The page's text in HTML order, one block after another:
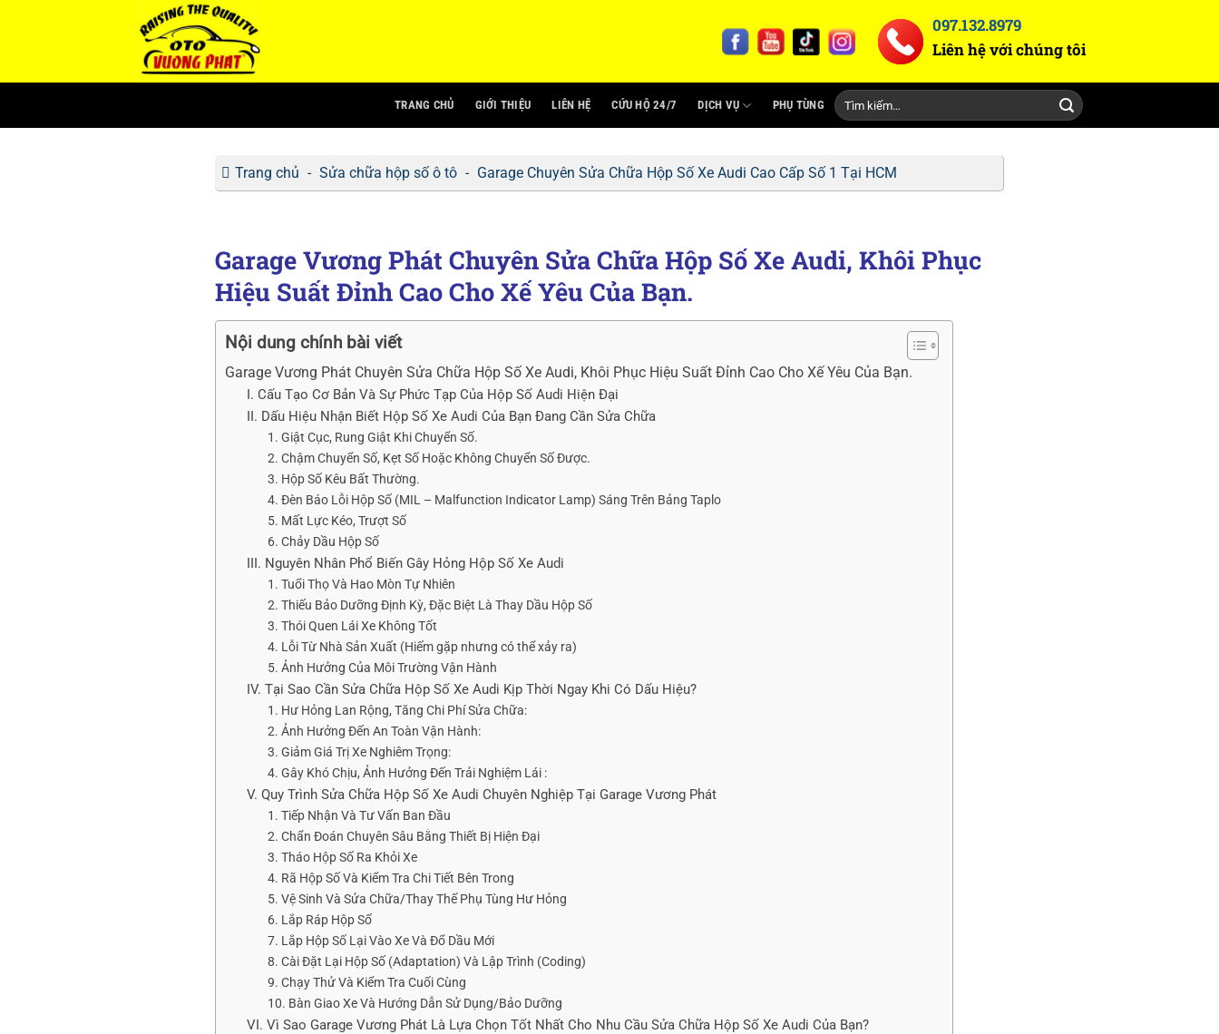
dung
097.132.8979
Liên hệ với chúng tôi
TRANG CHỦ GIỚI THIỆU LIÊN HỆ CỨU HỘ 24/7 DỊCH VỤ PHỤ TÙNG
Tìm
kiếm:
Trang chủ - Sửa chữa hộp số ô tô - Garage Chuyên Sửa Chữa Hộp Số Xe Audi Cao Cấp Số 1 Tại HCM
Garage Vương Phát Chuyên Sửa Chữa Hộp Số Xe Audi, Khôi Phục
Hiệu Suất Đỉnh Cao Cho Xế Yêu Của Bạn.
Nội dung chính bài viết
Garage Vương Phát Chuyên Sửa Chữa Hộp Số Xe Audi, Khôi Phục Hiệu Suất Đỉnh Cao Cho Xế Yêu Của Bạn.
I. Cấu Tạo Cơ Bản Và Sự Phức Tạp Của Hộp Số Audi Hiện Đại
II. Dấu Hiệu Nhận Biết Hộp Số Xe Audi Của Bạn Đang Cần Sửa Chữa
1. Giật Cục, Rung Giật Khi Chuyển Số.
2. Chậm Chuyển Số, Kẹt Số Hoặc Không Chuyển Số Được.
3. Hộp Số Kêu Bất Thường.
4. Đèn Báo Lỗi Hộp Số (MIL – Malfunction Indicator Lamp) Sáng Trên Bảng Taplo
5. Mất Lực Kéo, Trượt Số
6. Chảy Dầu Hộp Số
III. Nguyên Nhân Phổ Biến Gây Hỏng Hộp Số Xe Audi
1. Tuổi Thọ Và Hao Mòn Tự Nhiên
2. Thiếu Bảo Dưỡng Định Kỳ, Đặc Biệt Là Thay Dầu Hộp Số
3. Thói Quen Lái Xe Không Tốt
4. Lỗi Từ Nhà Sản Xuất (Hiếm gặp nhưng có thể xảy ra)
5. Ảnh Hưởng Của Môi Trường Vận Hành
IV. Tại Sao Cần Sửa Chữa Hộp Số Xe Audi Kịp Thời Ngay Khi Có Dấu Hiệu?
1. Hư Hỏng Lan Rộng, Tăng Chi Phí Sửa Chữa:
2. Ảnh Hưởng Đến An Toàn Vận Hành:
3. Giảm Giá Trị Xe Nghiêm Trọng:
4. Gây Khó Chịu, Ảnh Hưởng Đến Trải Nghiệm Lái :
V. Quy Trình Sửa Chữa Hộp Số Xe Audi Chuyên Nghiệp Tại Garage Vương Phát
1. Tiếp Nhận Và Tư Vấn Ban Đầu
2. Chẩn Đoán Chuyên Sâu Bằng Thiết Bị Hiện Đại
3. Tháo Hộp Số Ra Khỏi Xe
4. Rã Hộp Số Và Kiểm Tra Chi Tiết Bên Trong
5. Vệ Sinh Và Sửa Chữa/Thay Thế Phụ Tùng Hư Hỏng
6. Lắp Ráp Hộp Số
7. Lắp Hộp Số Lại Vào Xe Và Đổ Dầu Mới
8. Cài Đặt Lại Hộp Số (Adaptation) Và Lập Trình (Coding)
9. Chạy Thử Và Kiểm Tra Cuối Cùng
10. Bàn Giao Xe Và Hướng Dẫn Sử Dụng/Bảo Dưỡng
VI. Vì Sao Garage Vương Phát Là Lựa Chọn Tốt Nhất Cho Nhu Cầu Sửa Chữa Hộp Số Xe Audi Của Bạn?